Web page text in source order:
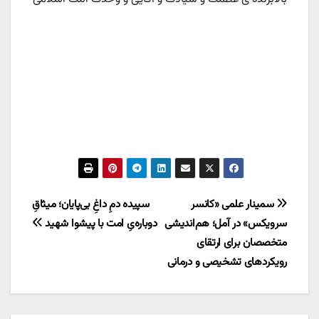
راهبری
نوشته
سپیده دمِ داغِ بی‌پایان؛ میثاقِ
دوباره‌یِ امت با پیشوا شهید
سمینار علمی «کانسر
سرویکس» در آمل؛ هم‌اندیشی
متخصصان برای ارتقای
رویکردهای تشخیصی و درمانی